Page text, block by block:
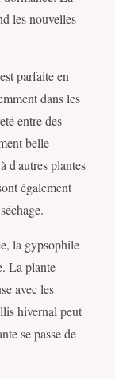
les nouvelles
parfaite en
dans les
entre des
belle
d'autres plantes
également
la gypsophile
La plante
avec les
hivernal peut
se passe de